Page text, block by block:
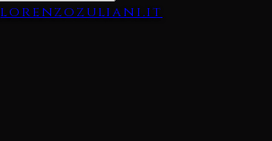
lorenzozuliani.it